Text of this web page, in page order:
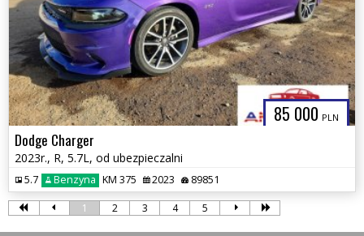
85 000 PLN
Dodge Charger
2023r., R, 5.7L, od ubezpieczalni
5.7 Benzyna KM 375 2023 89851
1 2 3 4 5